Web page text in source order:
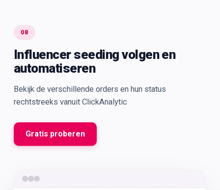
08
Influencer seeding volgen en
automatiseren
Bekijk de verschillende orders en hun status
rechtstreeks vanuit ClickAnalytic
Gratis proberen